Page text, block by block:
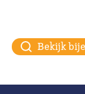
Bekijk